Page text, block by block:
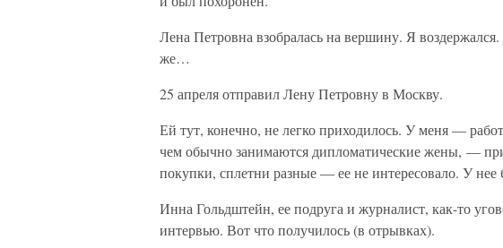
Лена Петровна взобралась на вершину. Я
же…
25 апреля отправил Лену Петровну в Москву.
Ей тут, конечно, не легко приходилось. У меня —
чем обычно занимаются дипломатические жены, —
покупки, сплетни разные — ее не интересовало. У
Инна Гольдштейн, ее подруга и журналист, как-то
интервью. Вот что получилось (в отрывках).